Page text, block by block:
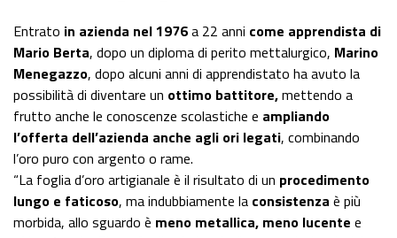
Entrato in azienda nel 1976a 22 anni come apprendista di
Mario Berta, dopo un diploma di perito mettalurgico, Marino
Menegazzo, dopo alcuni anni di apprendistato ha avuto la
possibilità di diventare un ottimo battitore,mettendo a
frutto anche le conoscenze scolastiche e ampliando
l’offerta dell’azienda anche agli ori legati, combinando
l’oro puro con argento o rame.
“La foglia d’oro artigianale è il risultato di un procedimento
lungo e faticoso, ma indubbiamente la consistenza è più
morbida, allo sguardo è meno metallica, meno lucente e